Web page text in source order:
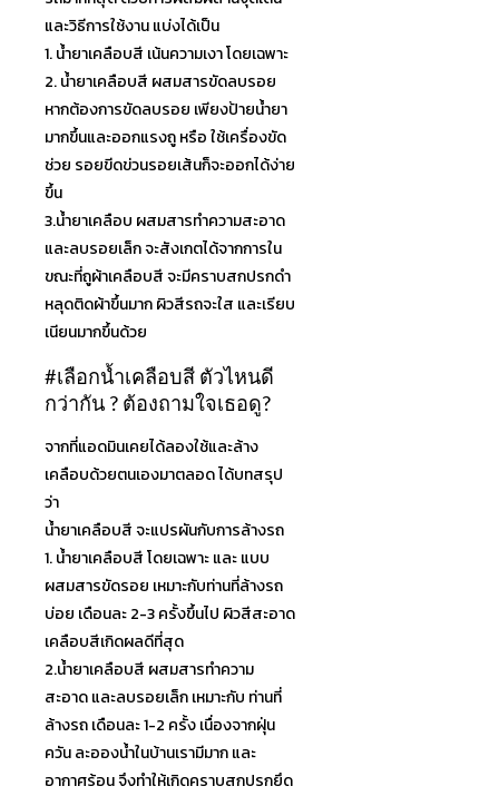
และวิธีการใช้งาน แบ่งได้เป็น
1. น้ำยาเคลือบสี เน้นความเงา โดยเฉพาะ
2. น้ำยาเคลือบสี ผสมสารขัดลบรอย
หากต้องการขัดลบรอย เพียงป้ายน้ำยา
มากขึ้นและออกแรงถู หรือ ใช้เครื่องขัด
ช่วย รอยขีดข่วนรอยเส้นก็จะออกได้ง่าย
ขึ้น
3.น้ำยาเคลือบ ผสมสารทำความสะอาด
และลบรอยเล็ก จะสังเกตได้จากการใน
ขณะที่ถูผ้าเคลือบสี จะมีคราบสกปรกดำ
หลุดติดผ้าขึ้นมาก ผิวสีรถจะใส และเรียบ
เนียนมากขึ้นด้วย
#เลือกน้ำเคลือบสี ตัวไหนดี
กว่ากัน ? ต้องถามใจเธอดู?
จากที่แอดมินเคยได้ลองใช้และล้าง
เคลือบด้วยตนเองมาตลอดได้บทสรุป
ว่า
น้ำยาเคลือบสี จะแปรผันกับการล้างรถ
1. น้ำยาเคลือบสี โดยเฉพาะ และ แบบ
ผสมสารขัดรอย เหมาะกับท่านที่ล้างรถ
บ่อย เดือนละ 2-3 ครั้งขึ้นไป ผิวสีสะอาด
เคลือบสีเกิดผลดีที่สุด
2.น้ำยาเคลือบสี ผสมสารทำความ
สะอาด และลบรอยเล็ก เหมาะกับ ท่านที่
ล้างรถ เดือนละ 1-2 ครั้ง เนื่องจากฝุ่น
ควัน ละอองน้ำในบ้านเรามีมาก และ
อากาศร้อน จึงทำให้เกิดคราบสกปรกยึด